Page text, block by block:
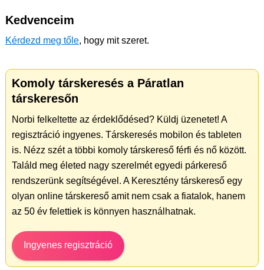
Kedvenceim
Kérdezd meg tőle, hogy mit szeret.
Komoly társkeresés a Páratlan
társkeresőn
Norbi felkeltette az érdeklődésed? Küldj üzenetet! A
regisztráció ingyenes. Társkeresés mobilon és tableten
is. Nézz szét a többi komoly társkereső férfi és nő között.
Találd meg életed nagy szerelmét egyedi párkereső
rendszerünk segítségével. A Keresztény társkereső egy
olyan online társkereső amit nem csak a fiatalok, hanem
az 50 év felettiek is könnyen használhatnak.
Ingyenes regisztráció